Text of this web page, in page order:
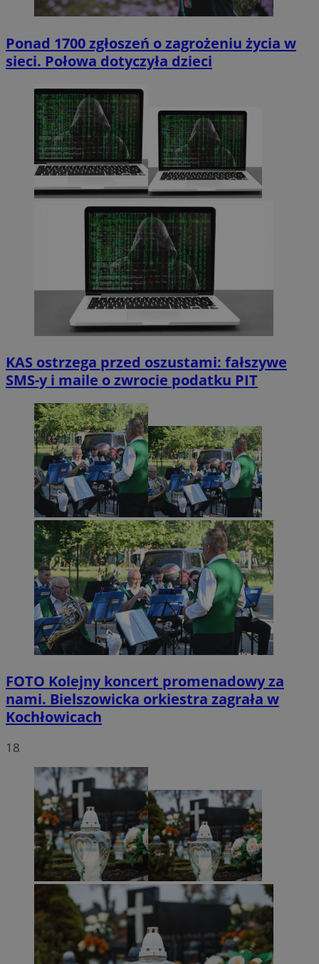
Ponad 1700 zgłoszeń o zagrożeniu życia w
sieci. Połowa dotyczyła dzieci
KAS ostrzega przed oszustami: fałszywe
SMS-y i maile o zwrocie podatku PIT
FOTO Kolejny koncert promenadowy za
nami. Bielszowicka orkiestra zagrała w
Kochłowicach
18